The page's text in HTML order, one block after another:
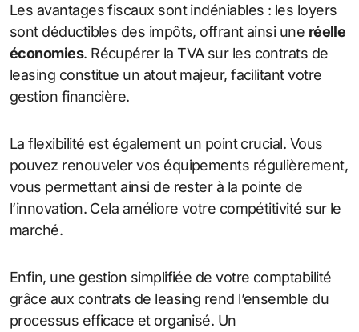
Les avantages fiscaux sont indéniables : les loyers
sont déductibles des impôts, offrant ainsi une réelle
économies. Récupérer la TVA sur les contrats de
leasing constitue un atout majeur, facilitant votre
gestion financière.
La flexibilité est également un point crucial. Vous
pouvez renouveler vos équipements régulièrement,
vous permettant ainsi de rester à la pointe de
l’innovation. Cela améliore votre compétitivité sur le
marché.
Enfin, une gestion simplifiée de votre comptabilité
grâce aux contrats de leasing rend l’ensemble du
processus efficace et organisé. Un